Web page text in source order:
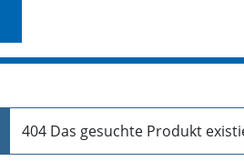
404 Das gesuchte Produkt